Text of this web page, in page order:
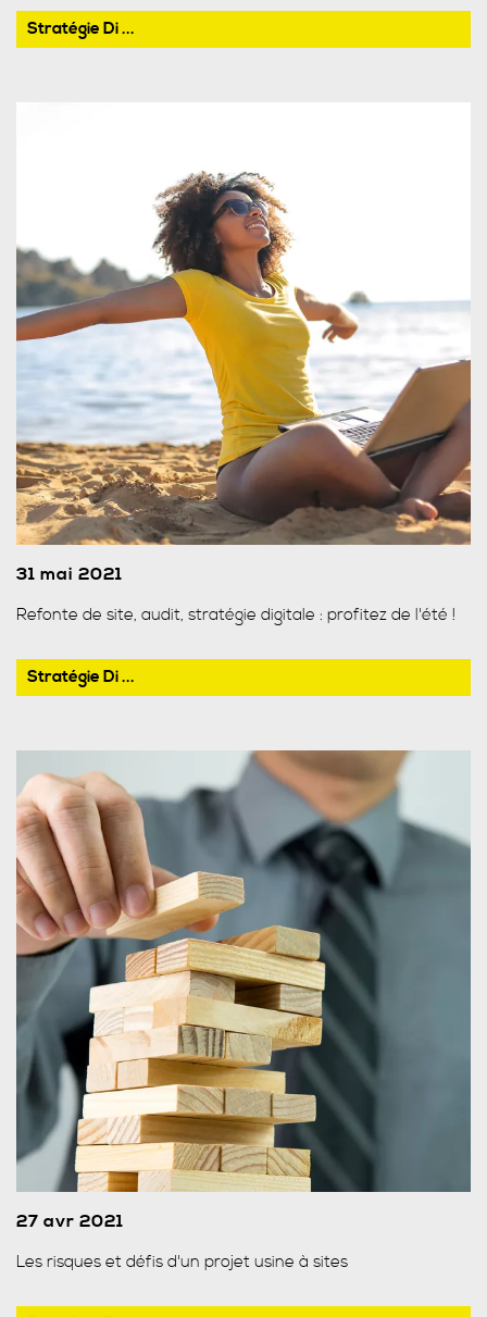
Stratégie Di ...
31 mai 2021
Refonte de site, audit, stratégie digitale : profitez de l'été !
Stratégie Di ...
27 avr 2021
Les risques et défis d'un projet usine à sites